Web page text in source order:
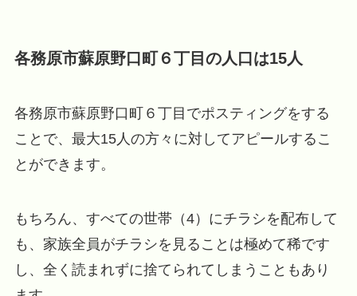
各務原市蘇原野口町６丁目の人口は15人
各務原市蘇原野口町６丁目でポスティングをする
ことで、最大15人の方々に対してアピールするこ
とができます。
もちろん、すべての世帯（4）にチラシを配布して
も、家族全員がチラシを見ることは極めて稀です
し、全く読まれずに捨てられてしまうこともあり